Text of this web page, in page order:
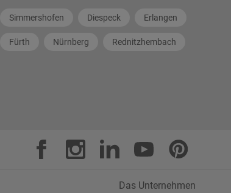
Simmershofen Diespeck Erlangen
Fürth Nürnberg Rednitzhembach
Das Unternehmen